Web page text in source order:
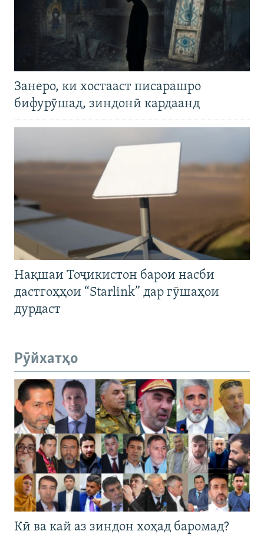
Занеро, ки хостааст писарашро
бифурӯшад, зиндонӣ кардаанд
Нақшаи Тоҷикистон барои насби
дастгоҳҳои “Starlink” дар гӯшаҳои
дурдаст
Рӯйхатҳо
Кӣ ва кай аз зиндон хоҳад баромад?